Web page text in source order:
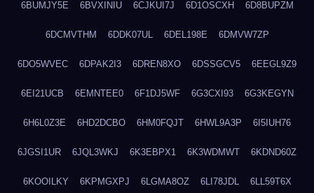
6BUMJY5E 6BVXINIU 6CJKUI7J 6D1OSCXH 6D8BUPZM
6DCMVTHM 6DDK07UL 6DEL198E 6DMVW7ZP
6DO5WVEC 6DPAK2I3 6DREN8XO 6DSSGCV5 6EEGL9Z9
6EI21UCB 6EMNTEE0 6F1DJ5WF 6G3CXI93 6G3KEGYN
6H6L0Z3E 6HD2DCBO 6HM0FQJT 6HWL9A3P 6I5IUH76
6JGSI1UR 6JQL3WKJ 6K3EBPX1 6K3WDMWT 6KDND60Z
6KOOILKY 6KPMGXPJ 6LGMA8OZ 6LI78JDL 6LL59T6X